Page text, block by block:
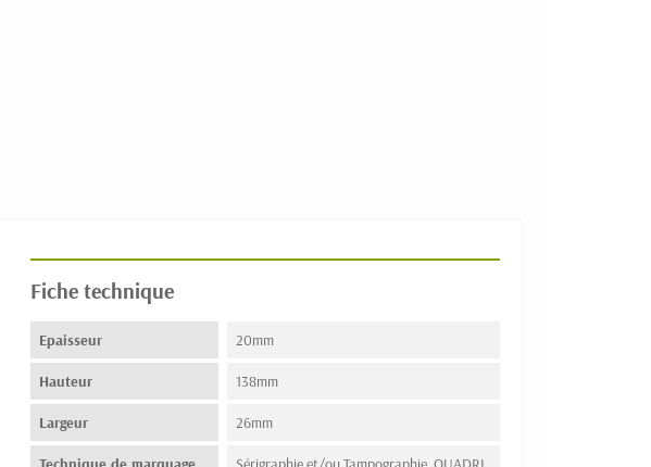
Fiche technique
Epaisseur 20mm
Hauteur 138mm
Largeur 26mm